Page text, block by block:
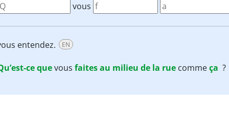
vous
entendez. EN
ce quevous faitesau milieu de la rue commeça ?